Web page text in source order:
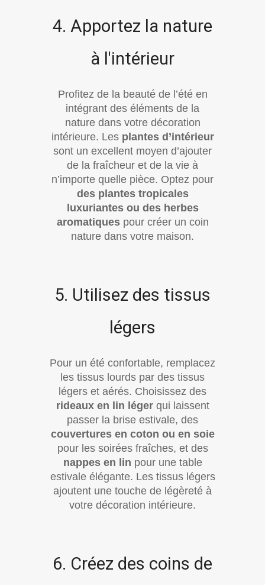
4. Apportez la nature
à l'intérieur
Profitez de la beauté de l’été en
intégrant des éléments de la
nature dans votre décoration
intérieure. Les plantes d’intérieur
sont un excellent moyen d’ajouter
de la fraîcheur et de la vie à
n’importe quelle pièce. Optez pour
des plantes tropicales
luxuriantes ou des herbes
aromatiquespour créer un coin
nature dans votre maison.
5. Utilisez des tissus
légers
Pour un été confortable, remplacez
les tissus lourds par des tissus
légers et aérés. Choisissez des
rideaux en lin légerqui laissent
passer la brise estivale, des
couvertures en coton ou en soie
pour les soirées fraîches, et des
nappes en lin pour une table
estivale élégante. Les tissus légers
ajoutent une touche de légèreté à
votre décoration intérieure.
6. Créez des coins de